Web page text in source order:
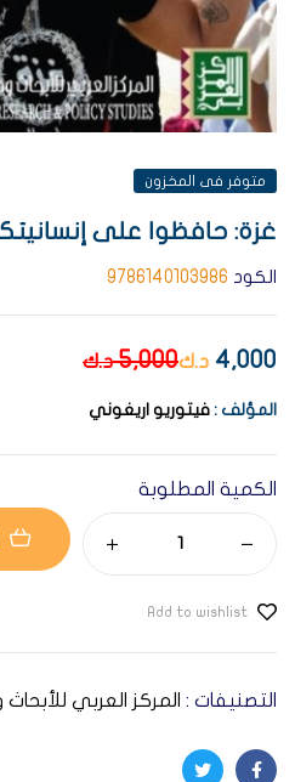
متوفر فى المخزون
غزة: حافظوا على
الكود 9786140103986
5,000 د.ك 4,000 د.ك
المؤلف : فيتوريو اريغوني
الكمية المطلوبة
Add to wishlist
التصنيفات : المركز العربي